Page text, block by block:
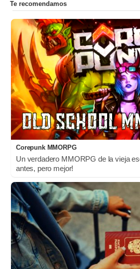
Corepunk MMORPG
Un verdadero MMORPG de la vieja
antes, pero mejor!